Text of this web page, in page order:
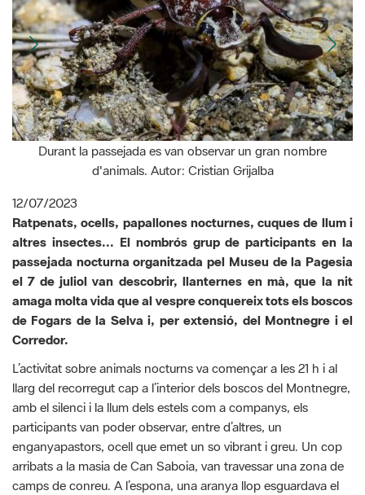
Durant la passejada es van observar un gran nombre
d'animals. Autor: Cristian Grijalba
12/07/2023
Ratpenats, ocells, papallones nocturnes, cuques de llum i
altres insectes... El nombrós grup de participants en la
passejada nocturna organitzada pel Museu de la Pagesia
el 7 de juliol van descobrir, llanternes en mà, que la nit
amaga molta vida que al vespre conquereix tots els boscos
de Fogars de la Selva i, per extensió, del Montnegre i el
Corredor.​​​​​​​
L’activitat sobre animals nocturns va començar a les 21 h i al
llarg del recorregut cap a l’interior dels boscos del Montnegre,
amb el silenci i la llum dels estels com a companys, els
participants van poder observar, entre d’altres, un
enganyapastors, ocell que emet un so vibrant i greu. Un cop
arribats a la masia de Can Saboia, van travessar una zona de
camps de conreu. A l’espona, una aranya llop esguardava el
seu territori, immòbil com una pedra, mimètica. Tot de
ratpenats, ben àgils, feien tombarelles al cel i, a través un
aparell transformador de sons, els participants van poder